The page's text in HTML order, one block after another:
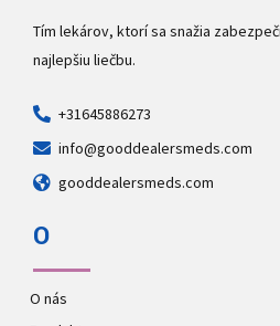
Tím lekárov, ktorí sa snažia
najlepšiu liečbu.
+31645886273
info@gooddealersmeds.com
gooddealersmeds.com
O
O nás